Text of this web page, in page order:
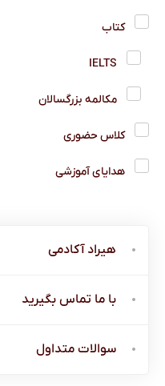
کتاب
IELTS
مکالمه بزرگسالان
کلاس حضوری
هدایای آموزشی
هیراد آکادمی
با ما تماس بگیرید
سوالات متداول